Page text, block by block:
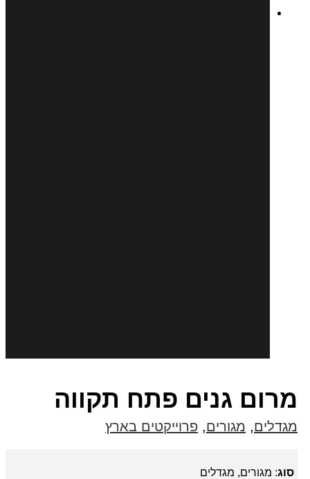
מרום גנים פתח תקווה
מגדלים, מגורים, פרוייקטים בארץ
סוג: מגורים, מגדלים